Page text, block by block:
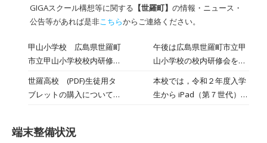
GIGAスクール構想等に関する 【世羅町】 の情報・ニュース・
公告等があれば是非こちらからご連絡ください。
甲山小学校 広島県世羅町
市立甲山小学校校内研修会
午後は広島県世羅町市立甲
山小学校の校内研修会をオ
学校間交流学習をしなが
ら，クラウドで意見を交換
世羅高校 (PDF)生徒用タ
ブレットの購入について
本校では，令和２年度入学
生から iPad（第７世代）を
端末整備状況